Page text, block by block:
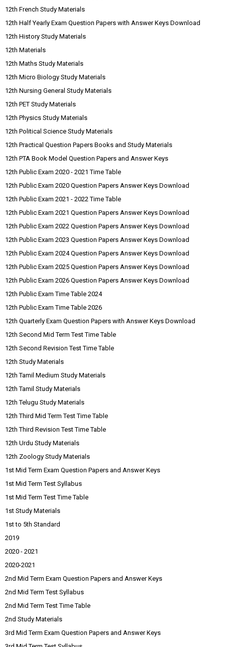
12th French Study Materials
12th Half Yearly Exam Question Papers with Answer Keys Download
12th History Study Materials
12th Materials
12th Maths Study Materials
12th Micro Biology Study Materials
12th Nursing General Study Materials
12th PET Study Materials
12th Physics Study Materials
12th Political Science Study Materials
12th Practical Question Papers Books and Study Materials
12th PTA Book Model Question Papers and Answer Keys
12th Public Exam 2020 - 2021 Time Table
12th Public Exam 2020 Question Papers Answer Keys Download
12th Public Exam 2021 - 2022 Time Table
12th Public Exam 2021 Question Papers Answer Keys Download
12th Public Exam 2022 Question Papers Answer Keys Download
12th Public Exam 2023 Question Papers Answer Keys Download
12th Public Exam 2024 Question Papers Answer Keys Download
12th Public Exam 2025 Question Papers Answer Keys Download
12th Public Exam 2026 Question Papers Answer Keys Download
12th Public Exam Time Table 2024
12th Public Exam Time Table 2026
12th Quarterly Exam Question Papers with Answer Keys Download
12th Second Mid Term Test Time Table
12th Second Revision Test Time Table
12th Study Materials
12th Tamil Medium Study Materials
12th Tamil Study Materials
12th Telugu Study Materials
12th Third Mid Term Test Time Table
12th Third Revision Test Time Table
12th Urdu Study Materials
12th Zoology Study Materials
1st Mid Term Exam Question Papers and Answer Keys
1st Mid Term Test Syllabus
1st Mid Term Test Time Table
1st Study Materials
1st to 5th Standard
2019
2020 - 2021
2020-2021
2nd Mid Term Exam Question Papers and Answer Keys
2nd Mid Term Test Syllabus
2nd Mid Term Test Time Table
2nd Study Materials
3rd Mid Term Exam Question Papers and Answer Keys